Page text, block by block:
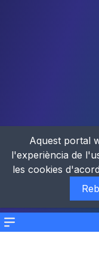
Menu
Aquest portal
l'experiència de
les cookies